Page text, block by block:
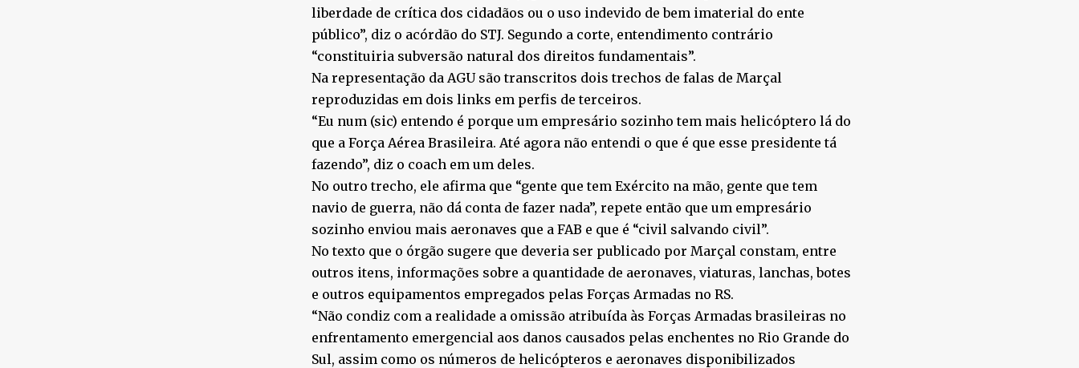
liberdade de crítica dos cidadãos ou o uso indevido de bem imaterial do ente
público”, diz o acórdão do STJ. Segundo a corte, entendimento contrário
“constituiria subversão natural dos direitos fundamentais”.
Na representação da AGU são transcritos dois trechos de falas de Marçal
reproduzidas em dois links em perfis de terceiros.
“Eu num (sic) entendo é porque um empresário sozinho tem mais helicóptero lá do
que a Força Aérea Brasileira. Até agora não entendi o que é que esse presidente tá
fazendo”, diz o coach em um deles.
No outro trecho, ele afirma que “gente que tem Exército na mão, gente que tem
navio de guerra, não dá conta de fazer nada”, repete então que um empresário
sozinho enviou mais aeronaves que a FAB e que é “civil salvando civil”.
No texto que o órgão sugere que deveria ser publicado por Marçal constam, entre
outros itens, informações sobre a quantidade de aeronaves, viaturas, lanchas, botes
e outros equipamentos empregados pelas Forças Armadas no RS.
“Não condiz com a realidade a omissão atribuída às Forças Armadas brasileiras no
enfrentamento emergencial aos danos causados pelas enchentes no Rio Grande do
Sul, assim como os números de helicópteros e aeronaves disponibilizados